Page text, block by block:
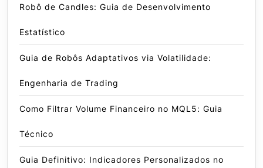
Robô de Candles: Guia de Desenvolvimento
Estatístico
Guia de Robôs Adaptativos via Volatilidade:
Engenharia de Trading
Como Filtrar Volume Financeiro no MQL5: Guia
Técnico
Guia Definitivo: Indicadores Personalizados no